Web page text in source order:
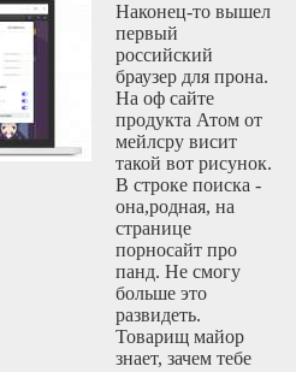
Наконец-то вышел
первый
российский
браузер для прона.
На оф сайте
продукта Атом от
мейлсру висит
такой вот рисунок.
В строке поиска -
она,родная, на
странице
порносайт про
панд. Не смогу
больше это
развидеть.
Товарищ майор
знает, зачем тебе